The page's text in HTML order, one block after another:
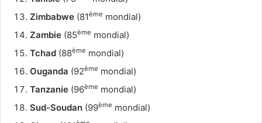
Zimbabwe (81ème mondial)
Zambie (85ème mondial)
Tchad (88ème mondial)
Ouganda (92ème mondial)
Tanzanie (96ème mondial)
Sud-Soudan (99ème mondial)